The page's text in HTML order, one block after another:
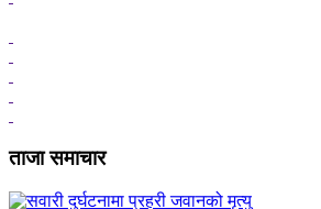
ताजा समाचार